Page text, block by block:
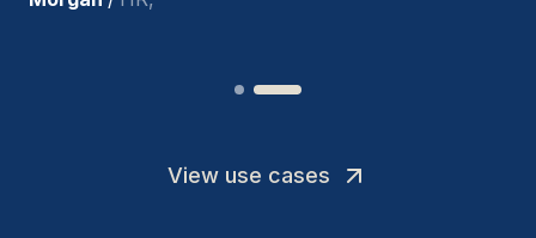
View use cases